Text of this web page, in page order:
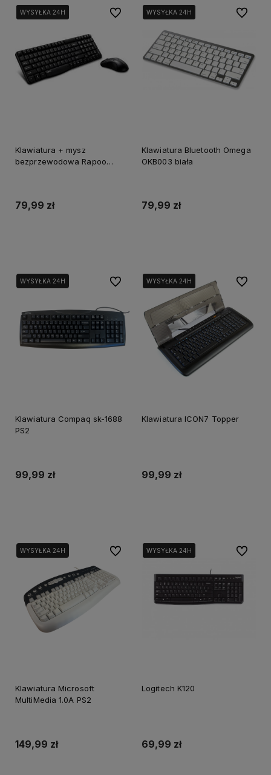
WYSYŁKA 24H
WYSYŁKA 24H
WYSYŁKA 24H
Klawiatura + mysz
bezprzewodowa Rapoo
79,99 zł
Do ulubionychWYSYŁKA 24H
WYSYŁKA 24H
Klawiatura Bluetooth Omega
OKB003 biała
79,99 zł
Do
WYSYŁKA 24H
Klawiatura Compaq sk-1688
PS2
99,99 zł
Do ulubionychWYSYŁKA 24H
WYSYŁKA 24H
WYSYŁKA 24H
Klawiatura ICON7 Topper
99,99 zł
Do
WYSYŁKA 24H
Klawiatura Microsoft
MultiMedia 1.0A PS2
149,99 zł
Do ulubionychWYSYŁKA 24H
WYSYŁKA 24H
WYSYŁKA 24H
Logitech K120
69,99 zł
Do